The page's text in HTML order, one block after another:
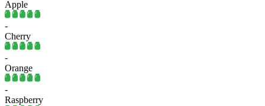
Apple
-
Cherry
-
Orange
-
Raspberry